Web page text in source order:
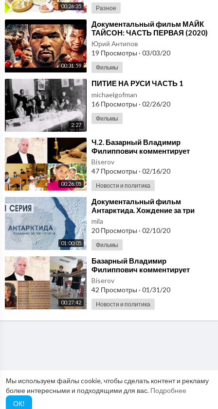
Мы используем файлы cookie, чтобы сделать контент и рекламу
более интересными и подходящими для вас. Подробнее
ОК!
00:26:35 Разное
00:31:59
⁣Документальный фильм МАЙК
ТАЙСОН: ЧАСТЬ ПЕРВАЯ (2020)
Юрий Антипов
19 Просмотры · 03/03/20
Фильмы
2:27
⁣ПИТИЕ НА РУСИ ЧАСТЬ 1
michaelgofman
16 Просмотры · 02/26/20
Фильмы
00:26:05
⁣Ч.2. Базарный Владимир
Филиппович комментирует
послание Президента 2020.
Здоровые дети. Часть 2
Biserov
47 Просмотры · 02/16/20
Новости и политика
01:00:05
⁣Документальный фильм
Антарктида. Хождение за три
полюса. Часть 1
mila
20 Просмотры · 02/10/20
Фильмы
00:27:42
⁣Базарный Владимир
Филиппович комментирует
послание Президента 2020.
Здоровые дети. Часть 1
Biserov
42 Просмотры · 01/31/20
Новости и политика